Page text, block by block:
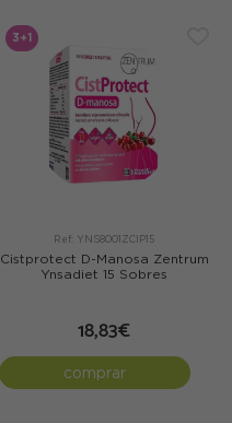
3+1
Ref: YNS8001ZCIP15
Cistprotect D-Manosa Zentrum
Ynsadiet 15 Sobres
18,83€
comprar